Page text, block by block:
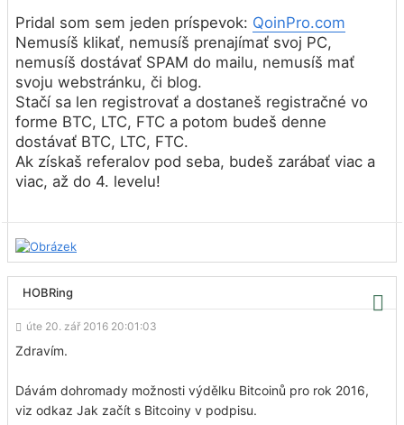
Pridal som sem jeden príspevok: QoinPro.com
Nemusíš klikať, nemusíš prenajímať svoj PC,
nemusíš dostávať SPAM do mailu, nemusíš mať
svoju webstránku, či blog.
Stačí sa len registrovať a dostaneš registračné vo
forme BTC, LTC, FTC a potom budeš denne
dostávať BTC, LTC, FTC.
Ak získaš referalov pod seba, budeš zarábať viac a
viac, až do 4. levelu!
HOBRing
úte 20. zář 2016 20:01:03
Zdravím.
Dávám dohromady možnosti výdělku Bitcoinů pro rok 2016,
viz odkaz Jak začít s Bitcoiny v podpisu.